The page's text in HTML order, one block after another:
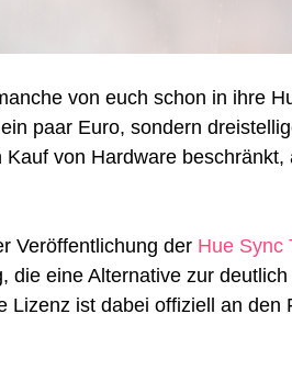
könnte
Funktionen
einführen
von euch schon in ihre
paar Euro, sondern
von Hardware
Veröffentlichung der Hue Sync
die eine Alternative zur
ist dabei offiziell an den